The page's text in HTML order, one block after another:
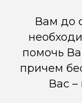
Вам до
помочь
причем
Вас –